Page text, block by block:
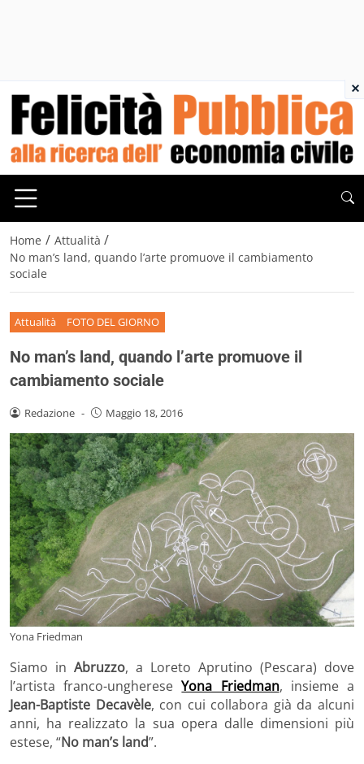
Home / Attualità /
No man’s land, quando l’arte promuove il cambiamento
sociale
Attualità FOTO DEL GIORNO
No man’s land, quando l’arte promuove il
cambiamento sociale
Redazione - Maggio 18, 2016
Yona Friedman
Siamo in Abruzzo, a Loreto Aprutino (Pescara) dove
l’artista franco-unghereseYona Friedman, insieme a
Jean-Baptiste Decavèle, con cui collabora già da alcuni
anni, ha realizzato la sua opera dalle dimensioni più
estese, “No man’s land”.
×